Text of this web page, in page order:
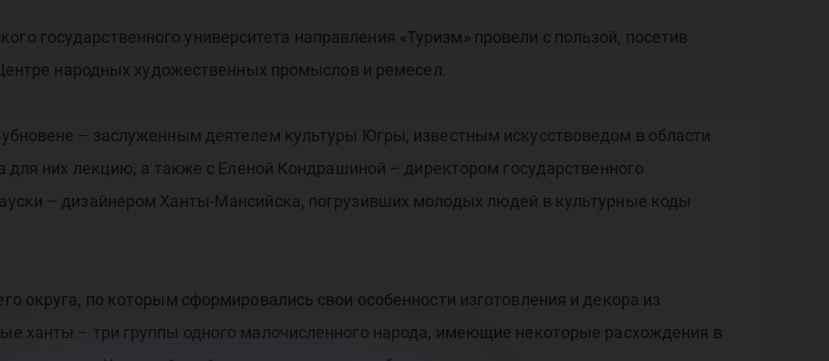
государственного университета направления «Туризм» провели с пользой, посетив
народных художественных промыслов и ремесел.
– заслуженным деятелем культуры Югры, известным искусствоведом в области
для них лекцию, а также с Еленой Кондрашиной – директором государственного
– дизайнером Ханты-Мансийска, погрузивших молодых людей в культурные коды
округа, по которым сформировались свои особенности изготовления и декора из
ханты – три группы одного малочисленного народа, имеющие некоторые расхождения в